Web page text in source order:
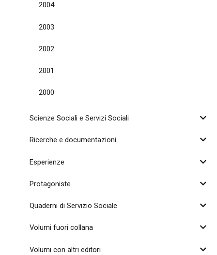
2004
2003
2002
2001
2000
Scienze Sociali e Servizi Sociali
Ricerche e documentazioni
Esperienze
Protagoniste
Quaderni di Servizio Sociale
Volumi fuori collana
Volumi con altri editori